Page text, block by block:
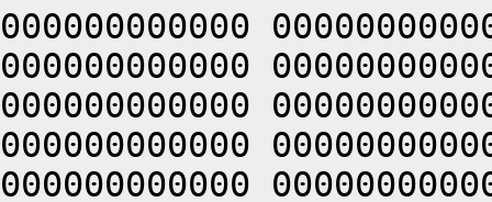
000000000000
000000000000
000000000000
000000000000
000000000000